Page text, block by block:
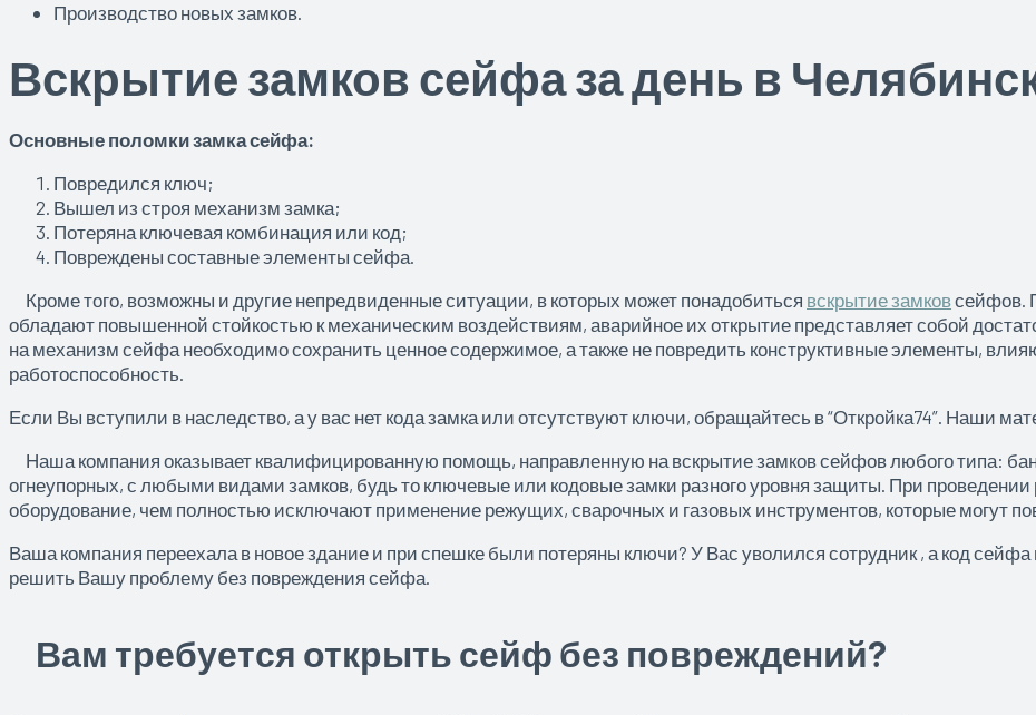
Производство новых замков.
Вскрытие замков сейфа за день в
Основные поломки замка сейфа:
Повредился ключ;
Вышел из строя механизм замка;
Потеряна ключевая комбинация или код;
Повреждены составные элементы сейфа.
Кроме того, возможны и другие непредвиденные ситуации, в которых может понадобиться вскрытие замковсейфов.
обладают повышенной стойкостью к механическим воздействиям, аварийное их открытие представляет собой
на механизм сейфа необходимо сохранить ценное содержимое, а также не повредить конструктивные элементы,
работоспособность.
Если Вы вступили в наследство, а у вас нет кода замка или отсутствуют ключи, обращайтесь в “Откройка74”. Наши
Наша компания оказывает квалифицированную помощь, направленную на вскрытие замков сейфов любого типа:
огнеупорных, с любыми видами замков, будь то ключевые или кодовые замки разного уровня защиты. При
оборудование, чем полностью исключают применение режущих, сварочных и газовых инструментов, которые могут
Ваша компания переехала в новое здание и при спешке были потеряны ключи? У Вас уволился сотрудник , а код
решить Вашу проблему без повреждения сейфа.
Вам требуется открыть сейф без повреждений?